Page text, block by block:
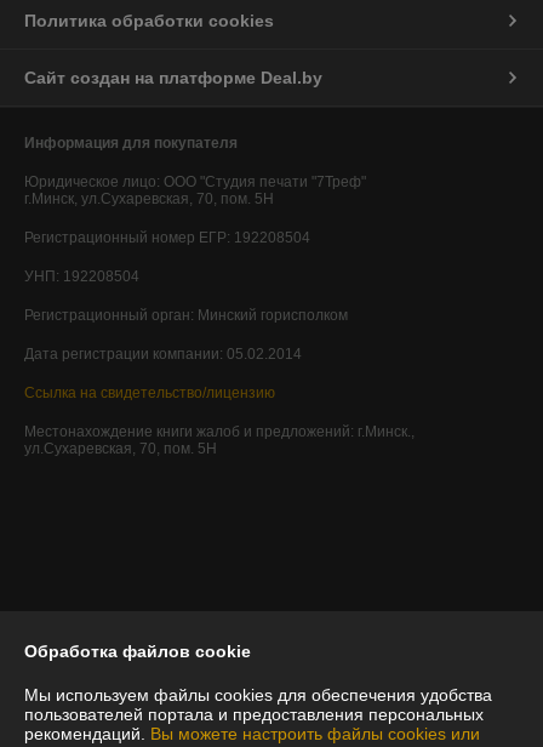
Политика обработки cookies
Сайт создан на платформе Deal.by
Информация для покупателя
Юридическое лицо: ООО "Студия печати "7Треф"
г.Минск, ул.Сухаревская, 70, пом. 5Н
Регистрационный номер ЕГР: 192208504
УНП: 192208504
Регистрационный орган: Минский горисполком
Дата регистрации компании: 05.02.2014
Ссылка на свидетельство/лицензию
Местонахождение книги жалоб и предложений: г.Минск.,
ул.Сухаревская, 70, пом. 5Н
Обработка файлов cookie
Мы используем файлы cookies для обеспечения удобства
пользователей портала и предоставления персональных
рекомендаций. Вы можете настроить файлы cookies или